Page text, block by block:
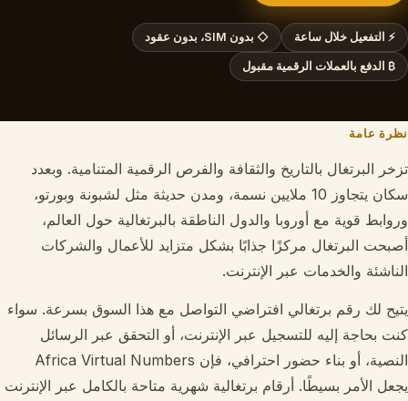
⚡ التفعيل خلال ساعة ◇ بدون SIM، بدون عقود
₿ الدفع بالعملات الرقمية مقبول
نظرة عامة
تزخر البرتغال بالتاريخ والثقافة والفرص الرقمية المتنامية. وبعدد
سكان يتجاوز 10 ملايين نسمة، ومدن حديثة مثل لشبونة وبورتو،
وروابط قوية مع أوروبا والدول الناطقة بالبرتغالية حول العالم،
أصبحت البرتغال مركزًا جذابًا بشكل متزايد للأعمال والشركات
الناشئة والخدمات عبر الإنترنت.
يتيح لك رقم برتغالي افتراضي التواصل مع هذا السوق بسرعة. سواء
كنت بحاجة إليه للتسجيل عبر الإنترنت، أو التحقق عبر الرسائل
النصية، أو بناء حضور احترافي، فإن Africa Virtual Numbers
يجعل الأمر بسيطًا. أرقام برتغالية شهرية متاحة بالكامل عبر الإنترنت